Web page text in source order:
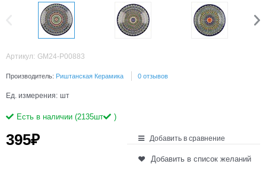
Артикул: GM24-P00883
Производитель: Риштанская Керамика 0 отзывов
Ед. измерения: шт
Есть в наличии (2135шт )
395₽ Добавить в сравнение
Добавить в список желаний